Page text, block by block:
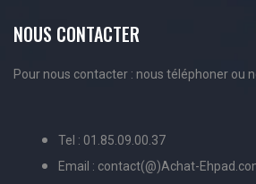
NOUS CONTACTER
Pour nous contacter : nous téléphoner ou
Tel : 01.85.09.00.37
Email : contact(@)Achat-